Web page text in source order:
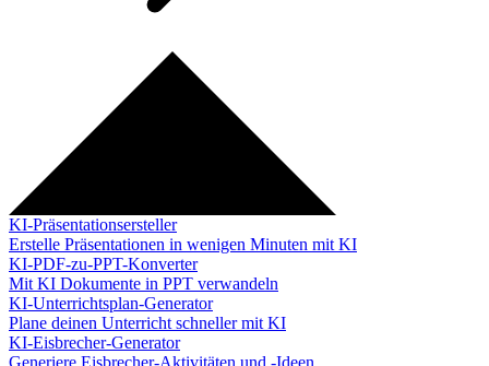
KI-Präsentationsersteller
Erstelle Präsentationen in wenigen Minuten mit KI
KI-PDF-zu-PPT-Konverter
Mit KI Dokumente in PPT verwandeln
KI-Unterrichtsplan-Generator
Plane deinen Unterricht schneller mit KI
KI-Eisbrecher-Generator
Generiere Eisbrecher-Aktivitäten und -Ideen